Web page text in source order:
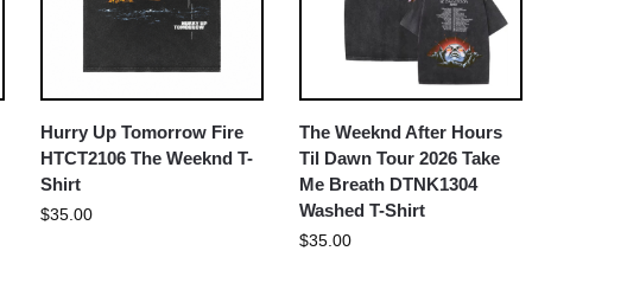
Hurry Up Tomorrow Fire
HTCT2106 The Weeknd T-
Shirt
$35.00
The Weeknd After Hours
Til Dawn Tour 2026 Take
Me Breath DTNK1304
Washed T-Shirt
$35.00